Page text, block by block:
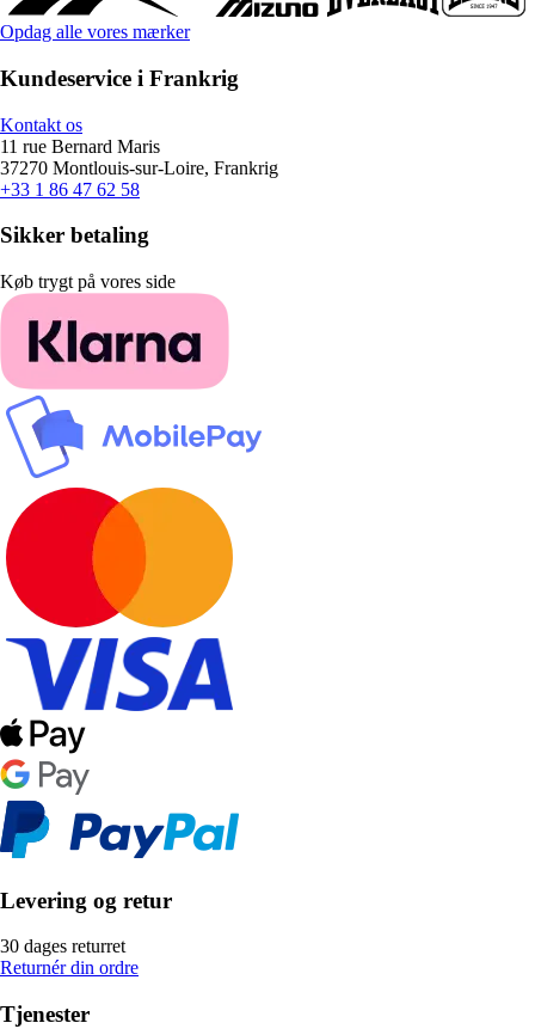
Opdag alle vores mærker
Kundeservice i Frankrig
Kontakt os
11 rue Bernard Maris
37270 Montlouis-sur-Loire, Frankrig
+33 1 86 47 62 58
Sikker betaling
Køb trygt på vores side
Levering og retur
30 dages returret
Returnér din ordre
Tjenester